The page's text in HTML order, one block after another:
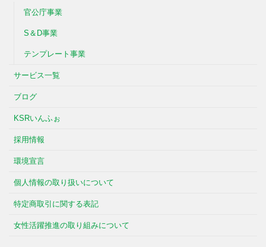
官公庁事業
S＆D事業
テンプレート事業
サービス一覧
ブログ
KSRいんふぉ
採用情報
環境宣言
個人情報の取り扱いについて
特定商取引に関する表記
女性活躍推進の取り組みについて